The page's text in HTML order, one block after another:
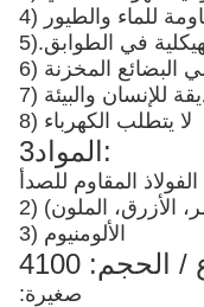
للماء والطيور
5).في الطوابق
البضائع المخزنة
للإنسان والبيئة
8) لا يتطلب الكهرباء
3المواد:
الأزرق، الملون)
3) الألومنيوم
صغيرة: